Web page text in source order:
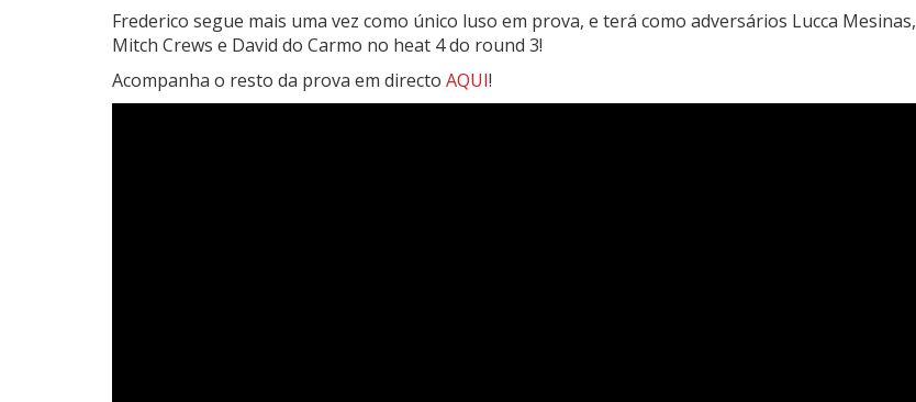
Frederico segue mais uma vez como único luso em prova, e terá como adversários Lucca Mesinas,
Mitch Crews e David do Carmo no heat 4 do round 3!
Acompanha o resto da prova em directo AQUI!